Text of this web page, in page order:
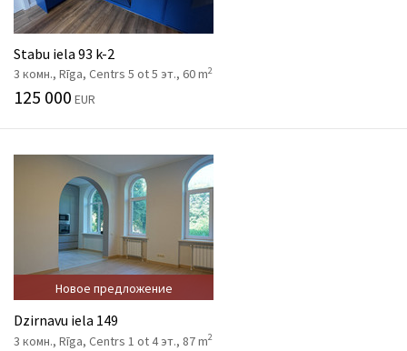
Stabu iela 93 k-2
3 комн., Rīga, Centrs 5 ot 5 эт., 60 m2
125 000 EUR
Новое предложение
Dzirnavu iela 149
3 комн., Rīga, Centrs 1 ot 4 эт., 87 m2